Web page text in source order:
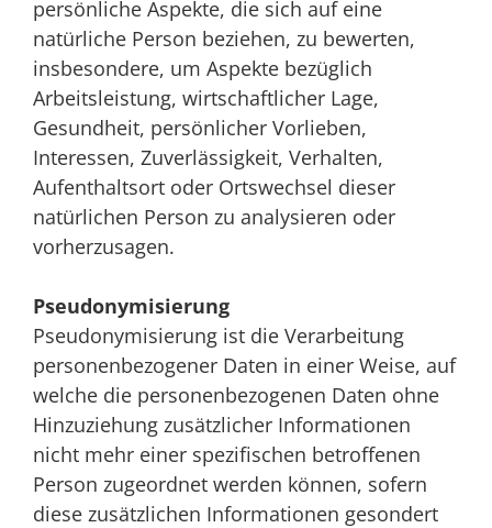
persönliche Aspekte, die sich auf eine
natürliche Person beziehen, zu bewerten,
insbesondere, um Aspekte bezüglich
Arbeitsleistung, wirtschaftlicher Lage,
Gesundheit, persönlicher Vorlieben,
Interessen, Zuverlässigkeit, Verhalten,
Aufenthaltsort oder Ortswechsel dieser
natürlichen Person zu analysieren oder
vorherzusagen.
Pseudonymisierung
Pseudonymisierung ist die Verarbeitung
personenbezogener Daten in einer Weise, auf
welche die personenbezogenen Daten ohne
Hinzuziehung zusätzlicher Informationen
nicht mehr einer spezifischen betroffenen
Person zugeordnet werden können, sofern
diese zusätzlichen Informationen gesondert